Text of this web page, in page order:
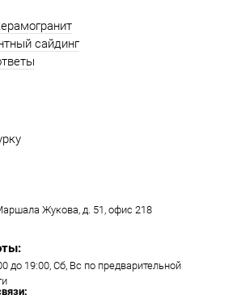
до 19:00​, Сб, Вс по предварительной
Жукова, д. 51, офис 218​​
сайдинг